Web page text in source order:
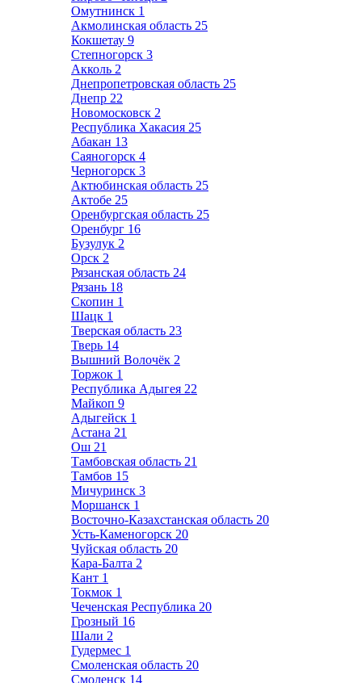
Омутнинск 1
Акмолинская область 25
Кокшетау 9
Степногорск 3
Акколь 2
Днепропетровская область 25
Днепр 22
Новомосковск 2
Республика Хакасия 25
Абакан 13
Саяногорск 4
Черногорск 3
Актюбинская область 25
Актобе 25
Оренбургская область 25
Оренбург 16
Бузулук 2
Орск 2
Рязанская область 24
Рязань 18
Скопин 1
Шацк 1
Тверская область 23
Тверь 14
Вышний Волочёк 2
Торжок 1
Республика Адыгея 22
Майкоп 9
Адыгейск 1
Астана 21
Ош 21
Тамбовская область 21
Тамбов 15
Мичуринск 3
Моршанск 1
Восточно-Казахстанская область 20
Усть-Каменогорск 20
Чуйская область 20
Кара-Балта 2
Кант 1
Токмок 1
Чеченская Республика 20
Грозный 16
Шали 2
Гудермес 1
Смоленская область 20
Смоленск 14